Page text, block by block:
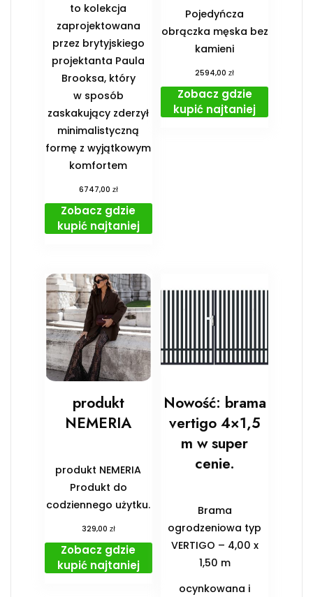
to kolekcja
zaprojektowana
przez brytyjskiego
projektanta Paula
Brooksa, który
w sposób
zaskakujący zderzył
minimalistyczną
formę z wyjątkowym
komfortem
6747,00 zł
Zobacz gdzie
kupić najtaniej
Pojedyńcza
obrączka męska bez
kamieni
2594,00zł
Zobacz gdzie
kupić najtaniej
produkt
NEMERIA
produkt NEMERIA
Produkt do
codziennego użytku.
329,00 zł
Zobacz gdzie
kupić najtaniej
Nowość: brama
vertigo 4×1,5
m w super
cenie.
Brama
ogrodzeniowa typ
VERTIGO – 4,00 x
1,50 m
ocynkowana i